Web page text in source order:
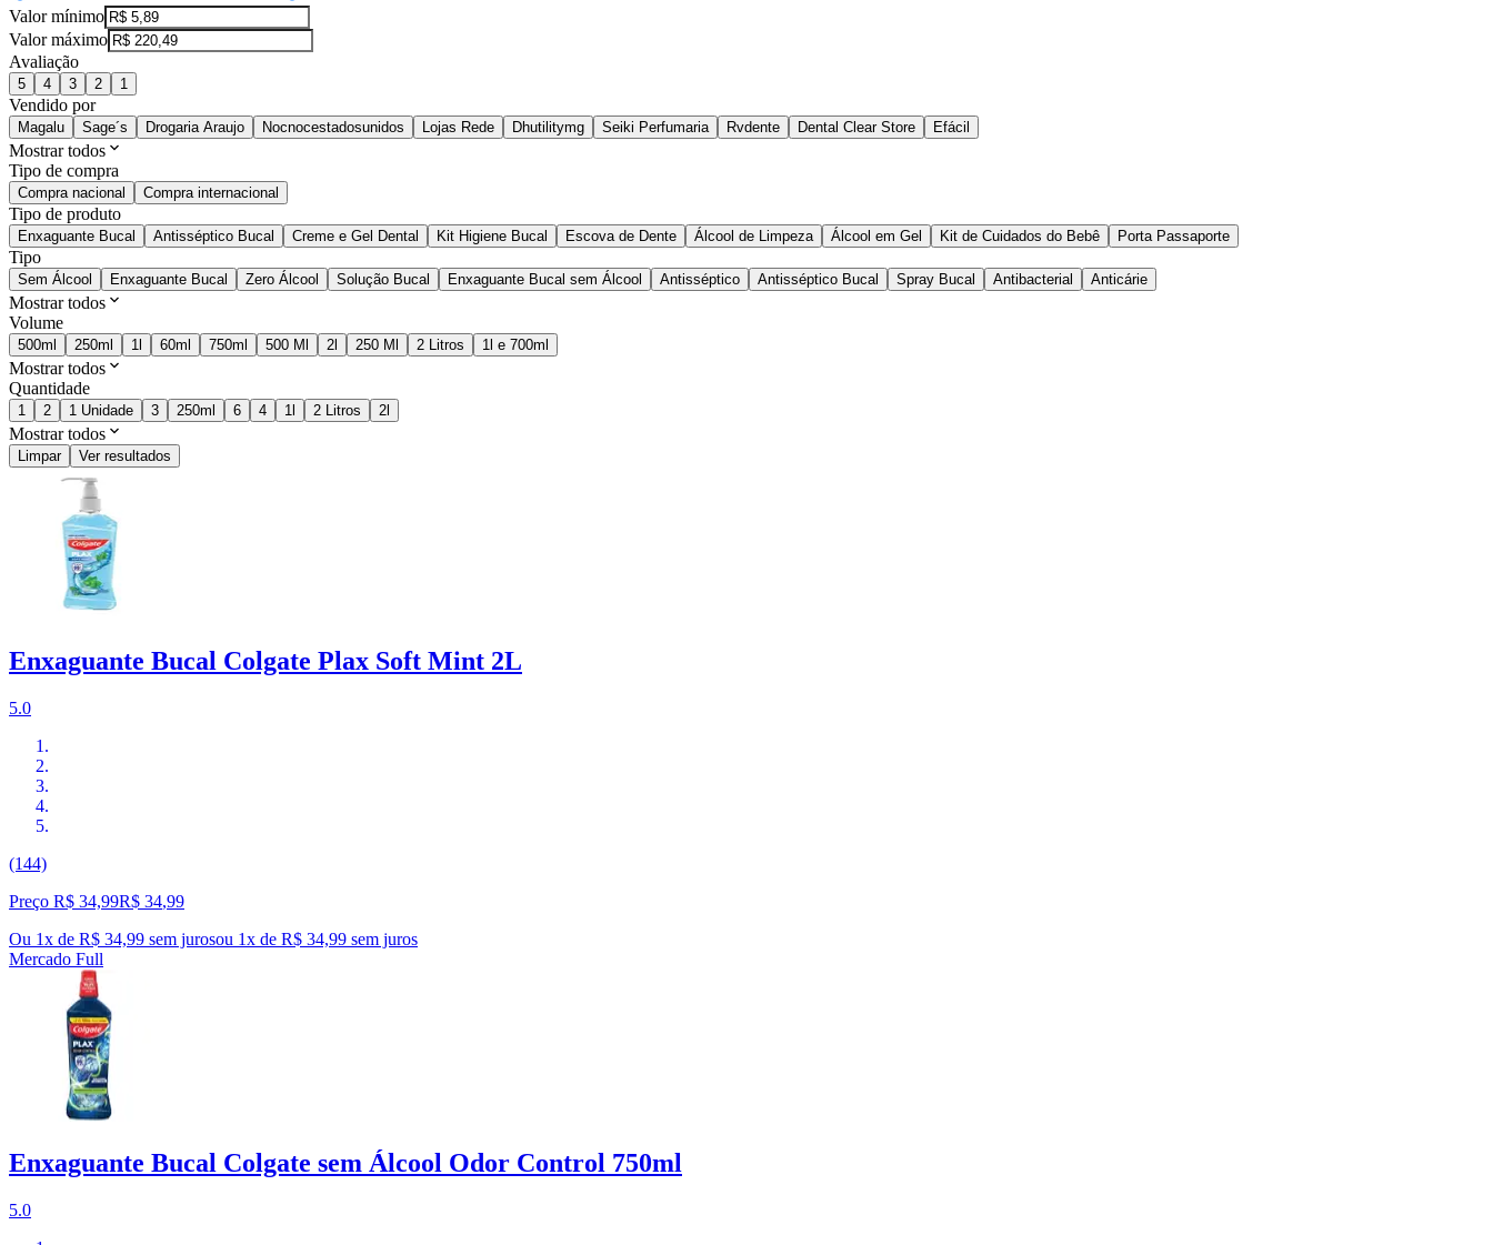
Valor mínimo
Valor máximo
Avaliação
5 4 3 2 1
Vendido por
Magalu Sage´s Drogaria Araujo Nocnocestadosunidos Lojas Rede Dhutilitymg Seiki Perfumaria Rvdente Dental Clear Store Efácil
Mostrar todos
Tipo de compra
Compra nacional Compra internacional
Tipo de produto
Enxaguante Bucal Antisséptico Bucal Creme e Gel Dental Kit Higiene Bucal Escova de Dente Álcool de Limpeza Álcool em Gel Kit de Cuidados do Bebê Porta Passaporte
Tipo
Sem Álcool Enxaguante Bucal Zero Álcool Solução Bucal Enxaguante Bucal sem Álcool Antisséptico Antisséptico Bucal Spray Bucal Antibacterial Anticárie
Mostrar todos
Volume
500ml 250ml 1l 60ml 750ml 500 Ml 2l 250 Ml 2 Litros 1l e 700ml
Mostrar todos
Quantidade
1 2 1 Unidade 3 250ml 6 4 1l 2 Litros 2l
Mostrar todos
Limpar Ver resultados
Enxaguante Bucal Colgate Plax Soft Mint 2L
5.0
(144)
Preço R$ 34,99R$ 34,99
Ou 1x de R$ 34,99 sem jurosou 1x de R$ 34,99 sem juros
Mercado Full
Enxaguante Bucal Colgate sem Álcool Odor Control 750ml
5.0